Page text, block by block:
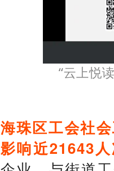
“云上悦
海珠区工会社
影响近21643